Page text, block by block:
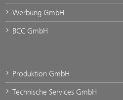
Werbung GmbH
BCC GmbH
Produktion GmbH
Technische Services GmbH